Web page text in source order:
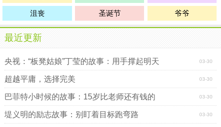
沮丧 圣诞节 爷爷
最近更新
03-30
央视：“板凳姑娘”丁莹的故事：用手撑起明天
03-30
超越平庸，选择完美
03-30
巴菲特小时候的故事：15岁比老师还有钱的
03-30
堤义明的励志故事：别盯着目标跑弯路